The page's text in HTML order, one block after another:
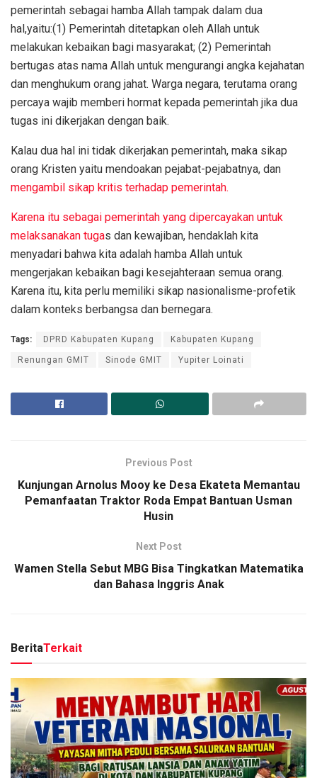
pemerintah sebagai hamba Allah tampak dalam dua
hal,yaitu:(1) Pemerintah ditetapkan oleh Allah untuk
melakukan kebaikan bagi masyarakat; (2) Pemerintah
bertugas atas nama Allah untuk mengurangi angka kejahatan
dan menghukum orang jahat. Warga negara, terutama orang
percaya wajib memberi hormat kepada pemerintah jika dua
tugas ini dikerjakan dengan baik.
Kalau dua hal ini tidak dikerjakan pemerintah, maka sikap
orang Kristen yaitu mendoakan pejabat-pejabatnya, dan
mengambil sikap kritis terhadap pemerintah.
Karena itu sebagai pemerintah yang dipercayakan untuk
melaksanakan tugas dan kewajiban, hendaklah kita
menyadari bahwa kita adalah hamba Allah untuk
mengerjakan kebaikan bagi kesejahteraan semua orang.
Karena itu, kita perlu memiliki sikap nasionalisme-profetik
dalam konteks berbangsa dan bernegara.
Tags: DPRD Kabupaten Kupang Kabupaten Kupang
Renungan GMIT Sinode GMIT Yupiter Loinati
Previous Post
Kunjungan Arnolus Mooy ke Desa Ekateta Memantau
Pemanfaatan Traktor Roda Empat Bantuan Usman
Husin
Next Post
Wamen Stella Sebut MBG Bisa Tingkatkan Matematika
dan Bahasa Inggris Anak
BeritaTerkait